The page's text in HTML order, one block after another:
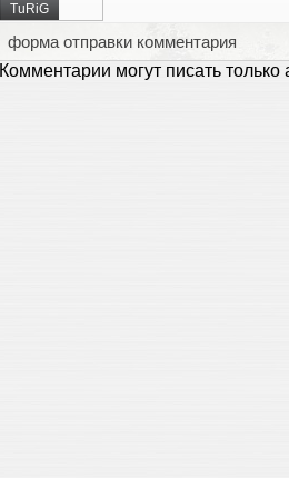
TuRiG
форма отправки комментария
Комментарии могут писать